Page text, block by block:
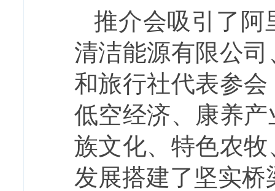
推介会吸引了阿
清洁能源有限公
和旅行社代表参
低空经济、康养
族文化、特色农
发展搭建了坚实桥